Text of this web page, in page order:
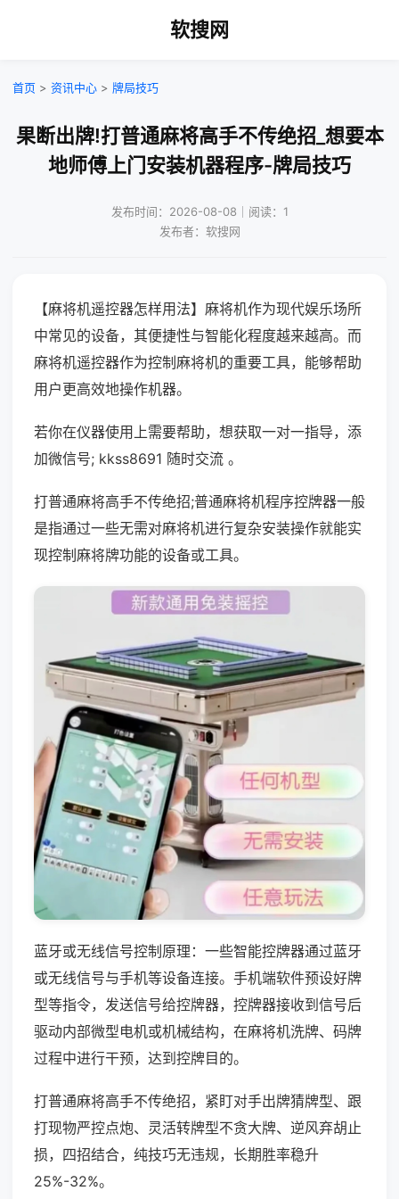
软搜网
首页 > 资讯中心 > 牌局技巧
果断出牌!打普通麻将高手不传绝招_想要本
地师傅上门安装机器程序-牌局技巧
发布时间：2026-08-08｜阅读：1
发布者：软搜网
【麻将机遥控器怎样用法】麻将机作为现代娱乐场所
中常见的设备，其便捷性与智能化程度越来越高。而
麻将机遥控器作为控制麻将机的重要工具，能够帮助
用户更高效地操作机器。
若你在仪器使用上需要帮助，想获取一对一指导，添
加微信号; kkss8691 随时交流 。
打普通麻将高手不传绝招;普通麻将机程序控牌器一般
是指通过一些无需对麻将机进行复杂安装操作就能实
现控制麻将牌功能的设备或工具。
蓝牙或无线信号控制原理：一些智能控牌器通过蓝牙
或无线信号与手机等设备连接。手机端软件预设好牌
型等指令，发送信号给控牌器，控牌器接收到信号后
驱动内部微型电机或机械结构，在麻将机洗牌、码牌
过程中进行干预，达到控牌目的。
打普通麻将高手不传绝招，紧盯对手出牌猜牌型、跟
打现物严控点炮、灵活转牌型不贪大牌、逆风弃胡止
损，四招结合，纯技巧无违规，长期胜率稳升
25%-32%。